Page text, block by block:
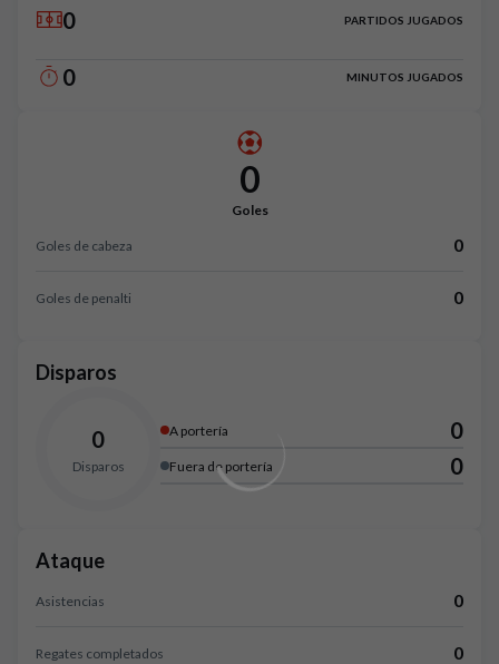
0
PARTIDOS JUGADOS
0 MINUTOS JUGADOS
0
Goles
Goles de cabeza 0
Goles de penalti 0
Disparos
0
Disparos
A portería 0
Fuera de portería 0
Ataque
Asistencias 0
Regates completados 0